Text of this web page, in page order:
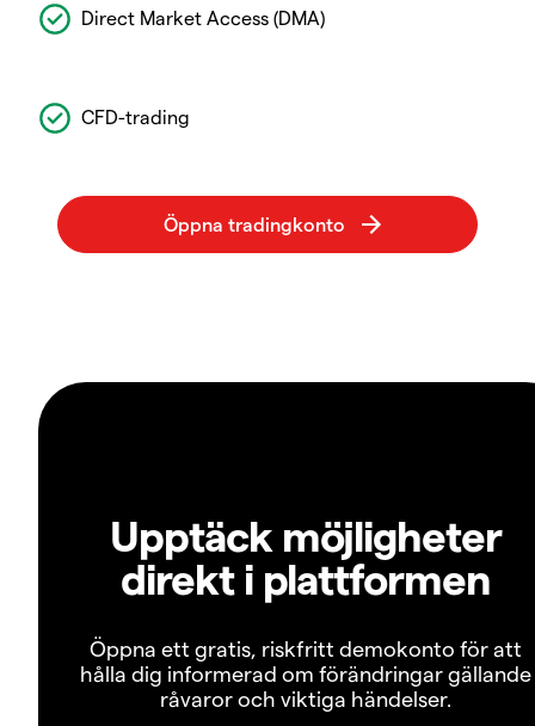
Direct Market Access (DMA)
CFD-trading
Upptäck möjligheter
direkt i plattformen
Öppna ett gratis, riskfritt demokonto för att
hålla dig informerad om förändringar gällande
råvaror och viktiga händelser.